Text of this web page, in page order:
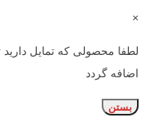
×
لطفا محصولی که تمایل دارید
اضافه گردد
بستن